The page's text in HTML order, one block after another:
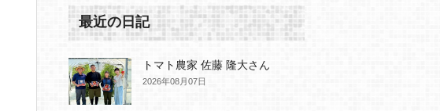
最近の日記
トマト農家 佐藤 隆大さん
2026年08月07日